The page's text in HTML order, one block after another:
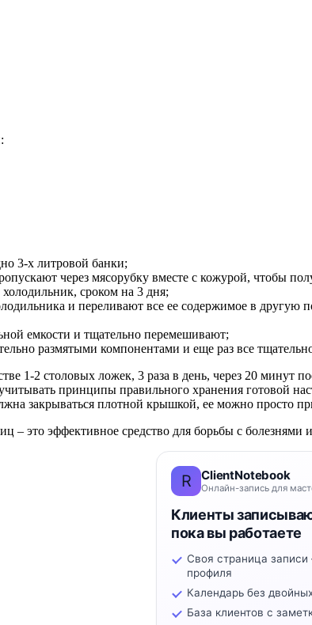
3-х литровой банки;
через мясорубку вместе с кожурой, чтобы
сроком на 3 дня;
и переливают все ее содержимое в
емкости и тщательно перемешивают;
размятыми компонентами и еще раз все
1-2 столовых ложек, 3 раза в день, через 20
принципы правильного хранения готовой
закрываться плотной крышкой, ее можно просто
– это эффективное средство для борьбы с болезнями
R ClientNotebook
Онлайн-запись для
Клиенты
пока вы работаете
Своя страница
профиля
Календарь без
База клиентов с